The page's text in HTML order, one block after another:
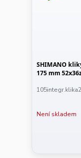
SHIMANO
175 mm
Není skladem